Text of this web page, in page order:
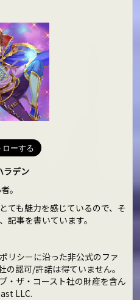
ラデン
。
ても魅力を感じているので、そ
記事を書いています。
リシーに沿った非公式のファ
の認可/許諾は得ていません。
・ザ・コースト社の財産を含ん
LLC.